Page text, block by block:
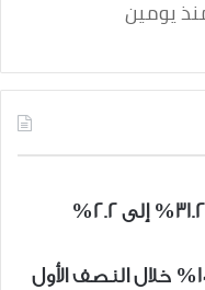
يومين
إيرادات “راسيات القابضة” نمت 103% خلال النصف الأول